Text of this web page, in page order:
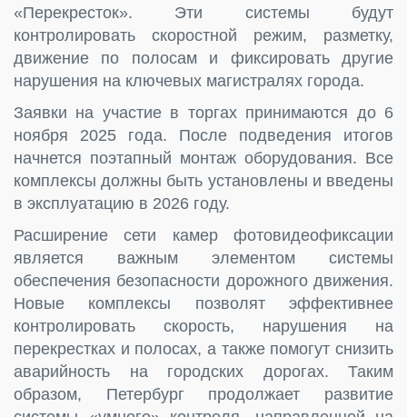
«Перекресток». Эти системы будут
контролировать скоростной режим, разметку,
движение по полосам и фиксировать другие
нарушения на ключевых магистралях города.
Заявки на участие в торгах принимаются до 6
ноября 2025 года. После подведения итогов
начнется поэтапный монтаж оборудования. Все
комплексы должны быть установлены и введены
в эксплуатацию в 2026 году.
Расширение сети камер фотовидеофиксации
является важным элементом системы
обеспечения безопасности дорожного движения.
Новые комплексы позволят эффективнее
контролировать скорость, нарушения на
перекрестках и полосах, а также помогут снизить
аварийность на городских дорогах. Таким
образом, Петербург продолжает развитие